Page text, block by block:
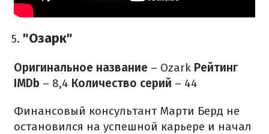
"Озарк"
Оригинальное название – Ozark Рейтинг
IMDb – 8,4 Количество серий – 44
Финансовый консультант Марти Берд не
остановился на успешной карьере и начал